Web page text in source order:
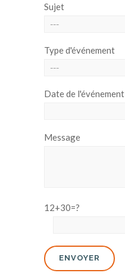
Sujet
Type d'événement
Date de l'événement
Message
12+30=?